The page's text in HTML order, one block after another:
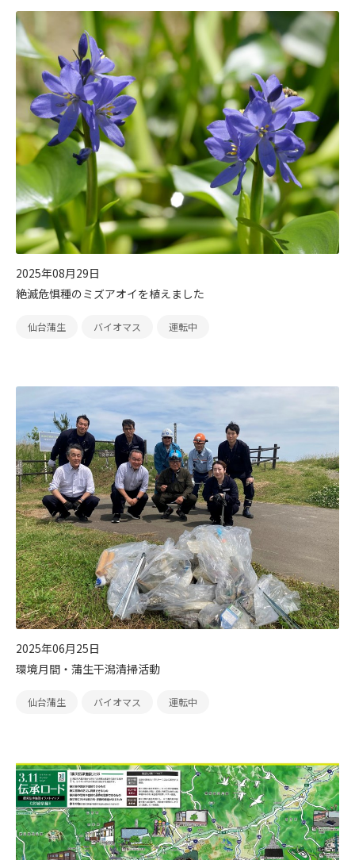
2025年08月29日
絶滅危惧種のミズアオイを植えました
仙台蒲生 バイオマス 運転中
2025年06月25日
環境月間・蒲生干潟清掃活動
仙台蒲生 バイオマス 運転中